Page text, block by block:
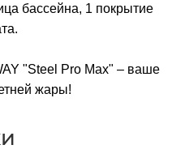
бассейна, 1 покрытие
"Steel Pro Max" – ваше
жары!